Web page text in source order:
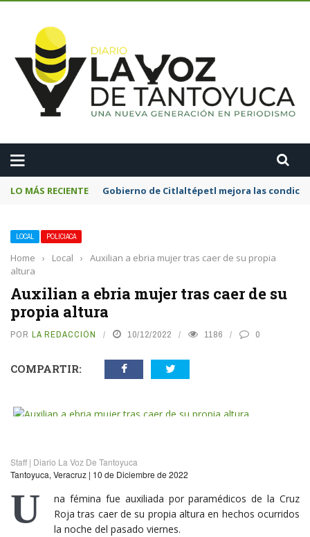
LO MÁS RECIENTE Gobierno de Citlaltépetl mejora las
LOCAL POLICIACA
Home › Local ›
Auxilian a ebria mujer tras caer de su propia
altura
Auxilian a ebria mujer tras caer de su
propia altura
POR LA REDACCIÓN 10/12/2022 1186 0
COMPARTIR:
Staff | Diario La Voz De Tantoyuca
Tantoyuca, Veracruz | 10 de Diciembre de 2022
U
na fémina fue auxiliada por paramédicos de la Cruz
Roja tras caer de su propia altura en hechos ocurridos
la noche del pasado viernes.